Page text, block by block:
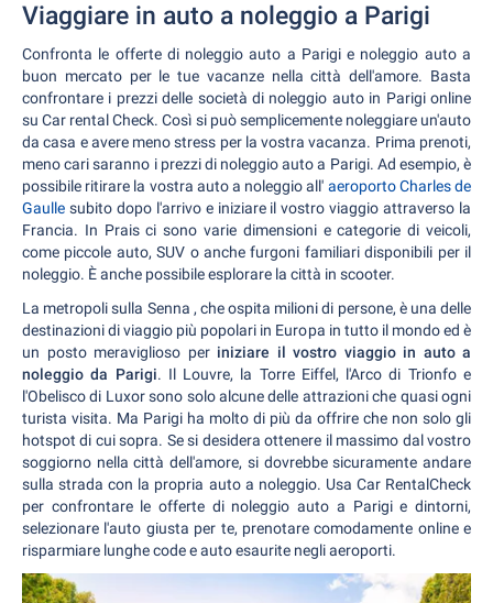
Viaggiare in auto a noleggio a Parigi
Confronta le offerte di noleggio auto a Parigi e noleggio auto a
buon mercato per le tue vacanze nella città dell'amore. Basta
confrontare i prezzi delle società di noleggio auto in Parigi online
su Car rental Check. Così si può semplicemente noleggiare un'auto
da casa e avere meno stress per la vostra vacanza. Prima prenoti,
meno cari saranno i prezzi di noleggio auto a Parigi. Ad esempio, è
possibile ritirare la vostra auto a noleggio all' aeroporto Charles de
Gaulle subito dopo l'arrivo e iniziare il vostro viaggio attraverso la
Francia. In Prais ci sono varie dimensioni e categorie di veicoli,
come piccole auto, SUV o anche furgoni familiari disponibili per il
noleggio. È anche possibile esplorare la città in scooter.
La metropoli sulla Senna , che ospita milioni di persone, è una delle
destinazioni di viaggio più popolari in Europa in tutto il mondo ed è
un posto meraviglioso per iniziare il vostro viaggio in auto a
noleggio da Parigi. Il Louvre, la Torre Eiffel, l'Arco di Trionfo e
l'Obelisco di Luxor sono solo alcune delle attrazioni che quasi ogni
turista visita. Ma Parigi ha molto di più da offrire che non solo gli
hotspot di cui sopra. Se si desidera ottenere il massimo dal vostro
soggiorno nella città dell'amore, si dovrebbe sicuramente andare
sulla strada con la propria auto a noleggio. Usa Car RentalCheck
per confrontare le offerte di noleggio auto a Parigi e dintorni,
selezionare l'auto giusta per te, prenotare comodamente online e
risparmiare lunghe code e auto esaurite negli aeroporti.